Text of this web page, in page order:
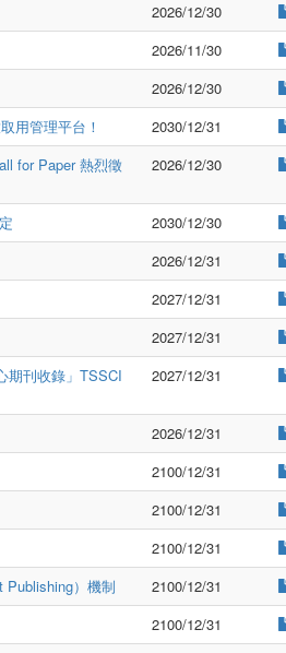
2026/12/30
2026/11/30
2026/12/30
用管理平台！
2030/12/31
for Paper 熱烈徵
2026/12/30
2030/12/30
2026/12/31
2027/12/31
2027/12/31
期刊收錄」TSSCI
2027/12/31
2026/12/31
2100/12/31
2100/12/31
2100/12/31
Publishing）機制
2100/12/31
2100/12/31